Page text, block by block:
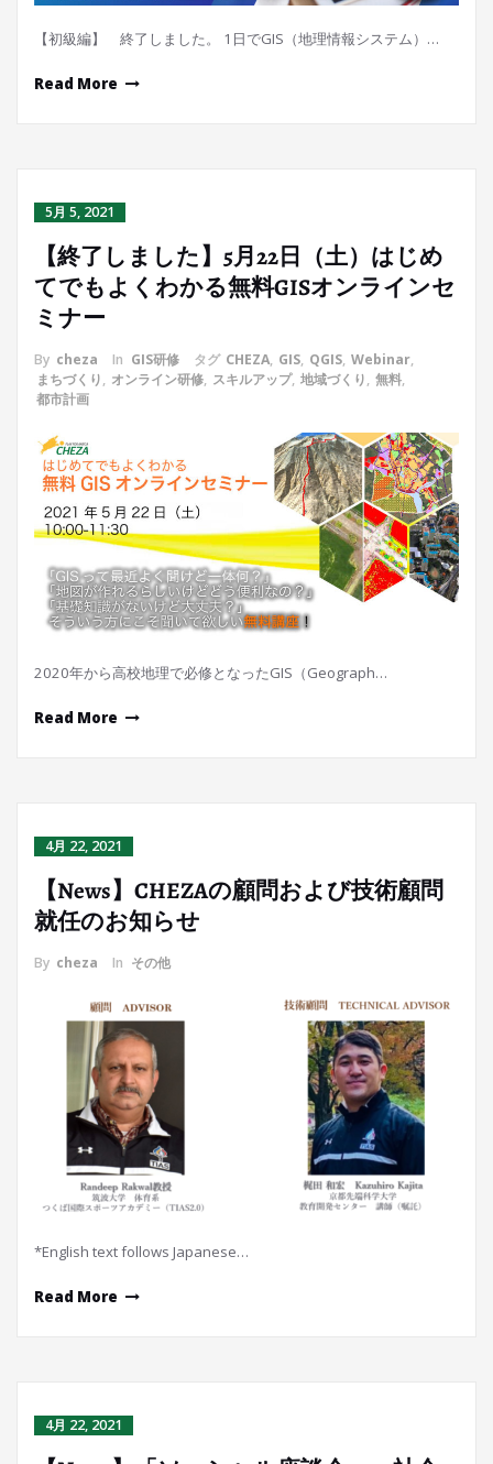
【初級編】 終了しました。 1日でGIS（地理情報システム）…
Read More
5月 5, 2021
【終了しました】5月22日（土）はじめ
てでもよくわかる無料GISオンラインセ
ミナー
By cheza In GIS研修 タグ CHEZA, GIS, QGIS, Webinar,
まちづくり, オンライン研修, スキルアップ, 地域づくり, 無料,
都市計画
2020年から高校地理で必修となったGIS（Geograph…
Read More
4月 22, 2021
【News】CHEZAの顧問および技術顧問
就任のお知らせ
By cheza In その他
*English text follows Japanese…
Read More
4月 22, 2021